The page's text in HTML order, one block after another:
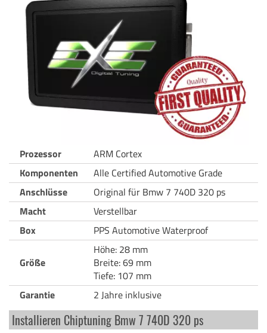
Prozessor
ARM Cortex
Komponenten
Alle Certified Automotive Grade
Anschlüsse
Original für Bmw 7 740D 320 ps
Macht
Verstellbar
Box
PPS Automotive Waterproof
Größe
Höhe: 28 mm
Breite: 69 mm
Tiefe: 107 mm
Garantie
2 Jahre inklusive
Installieren Chiptuning Bmw 7 740D 320 ps